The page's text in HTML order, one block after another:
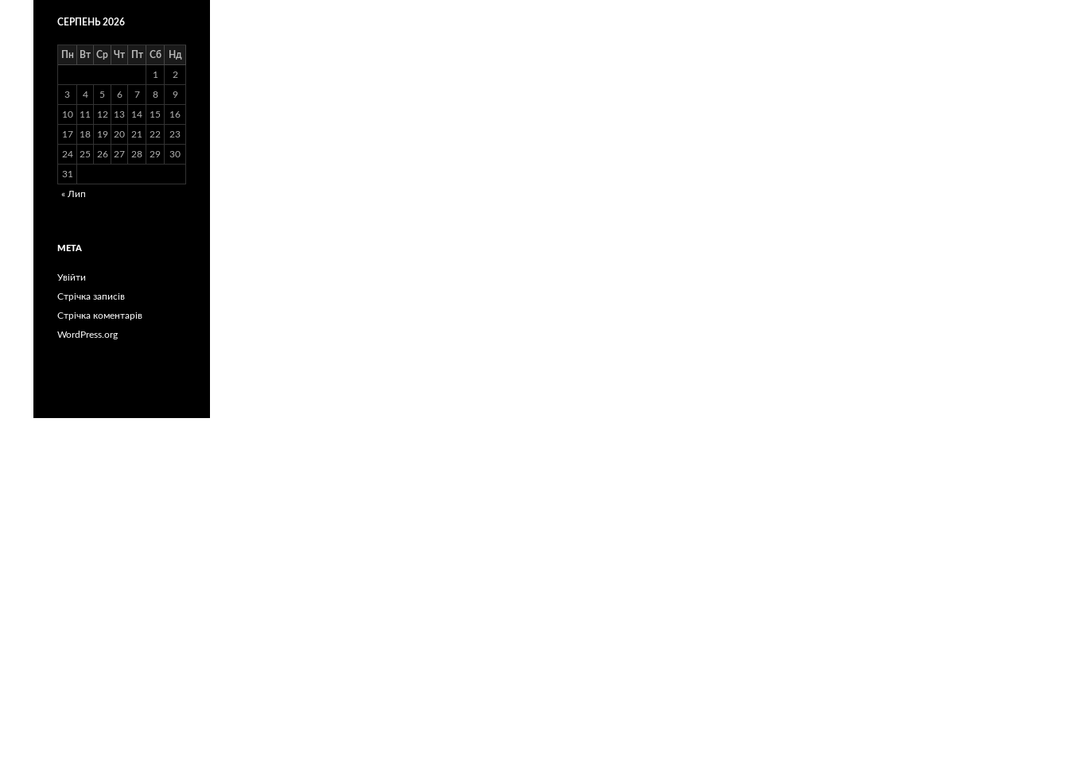
СЕРПЕНЬ 2026
Пн Вт Ср Чт Пт Сб Нд
1 2
3 4 5 6 7 8 9
10 11 12 13 14 15 16
17 18 19 20 21 22 23
24 25 26 27 28 29 30
31
« Лип
МЕТА
Увійти
Стрічка записів
Стрічка коментарів
WordPress.org